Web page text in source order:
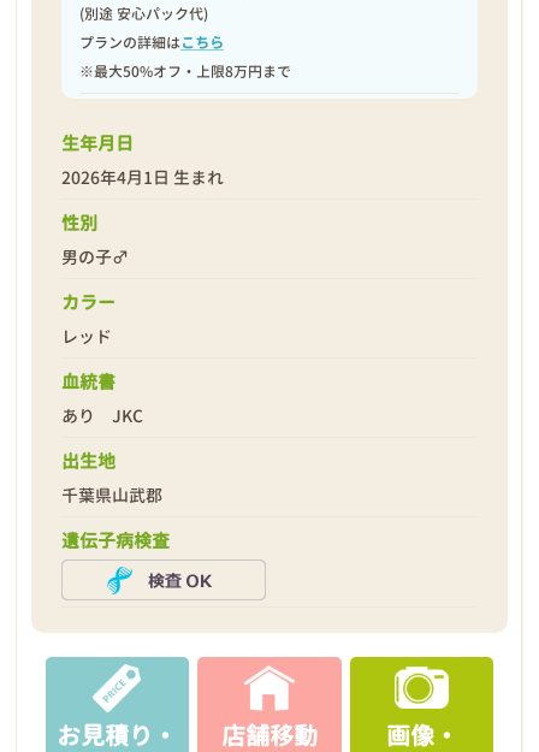
(別途 安心パック代)
プランの詳細はこちら
※最大50%オフ・上限8万円まで
生年月日
2026年4月1日 生まれ
性別
男の子♂
カラー
レッド
血統書
あり JKC
出生地
千葉県山武郡
遺伝子病検査
お見積り・ 店舗移動 画像・